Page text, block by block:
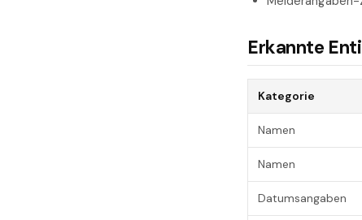
Erkannte
Kategorie
Namen
Namen
Datumsangaben